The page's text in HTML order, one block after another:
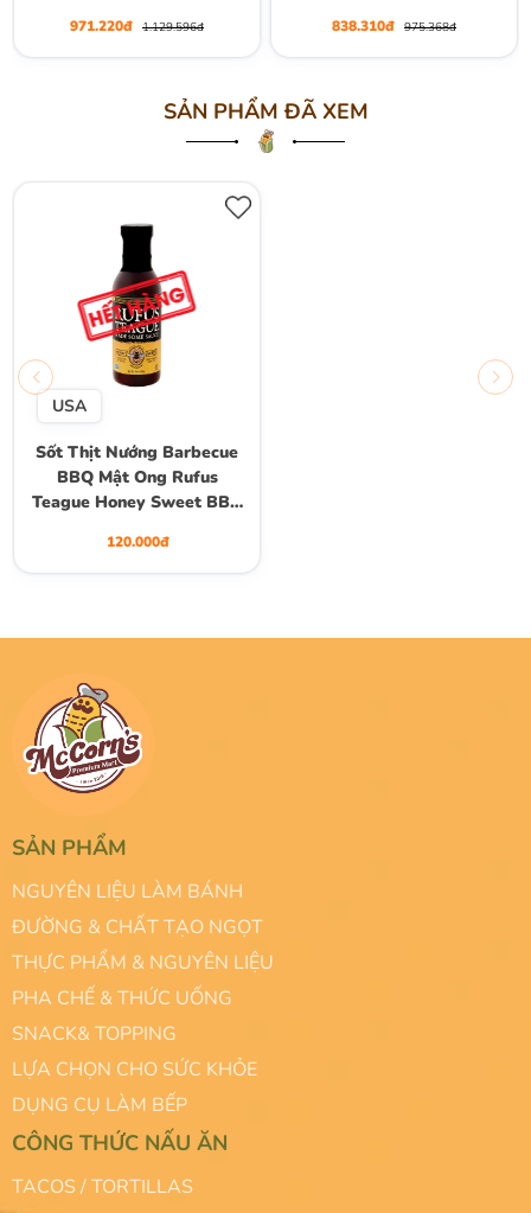
971.220đ 1.129.596đ 838.310đ 975.368đ
SẢN PHẨM ĐÃ XEM
USA
Sốt Thịt Nướng Barbecue
BBQ Mật Ong Rufus
Teague Honey Sweet BBQ
120.000đ
SẢN PHẨM
NGUYÊN LIỆU LÀM BÁNH
ĐƯỜNG & CHẤT TẠO NGỌT
THỰC PHẨM & NGUYÊN LIỆU
PHA CHẾ & THỨC UỐNG
SNACK& TOPPING
LỰA CHỌN CHO SỨC KHỎE
DỤNG CỤ LÀM BẾP
CÔNG THỨC NẤU ĂN
TACOS / TORTILLAS